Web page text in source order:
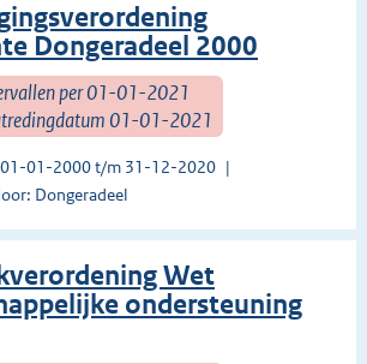
Dongeradeel 2000
per 01-01-2021
01-01-2021
01-01-2000 t/m 31-12-2020
Dongeradeel
Wet
ondersteuning